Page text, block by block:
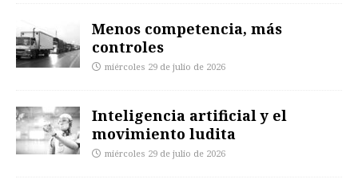
Menos competencia, más
controles
miércoles 29 de julio de 2026
Inteligencia artificial y el
movimiento ludita
miércoles 29 de julio de 2026